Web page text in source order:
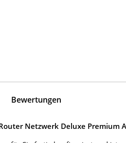
Bewertungen
Netzwerk Deluxe Premium